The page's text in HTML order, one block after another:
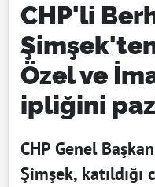
CHP'li
Özel ve
ipliğini
CHP Genel
Şimşek, katıldığı